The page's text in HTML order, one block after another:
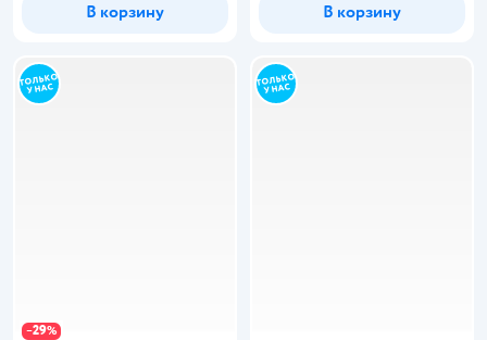
В корзину В корзину
−29%